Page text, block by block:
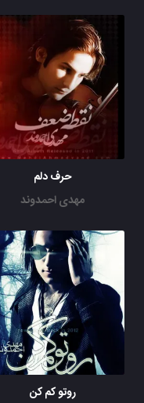
حرف دلم
مهدی احمدوند
روتو کم کن